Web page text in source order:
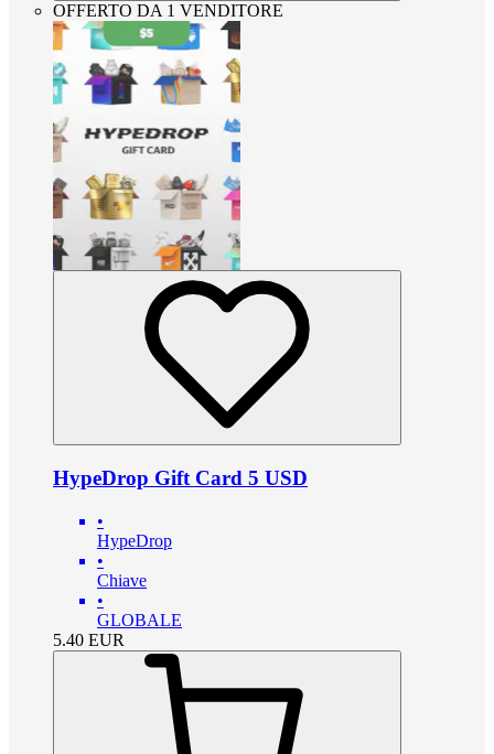
OFFERTO DA 1 VENDITORE
HypeDrop Gift Card 5 USD
•
HypeDrop
•
Chiave
•
GLOBALE
5.40 EUR